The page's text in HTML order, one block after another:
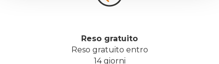
Reso gratuito
Reso gratuito entro
14 giorni